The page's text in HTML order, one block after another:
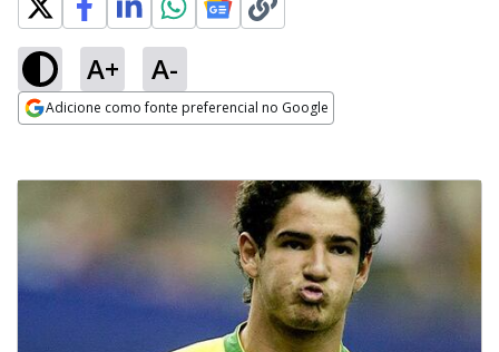
A+ A-
Adicione como fonte preferencial no Google